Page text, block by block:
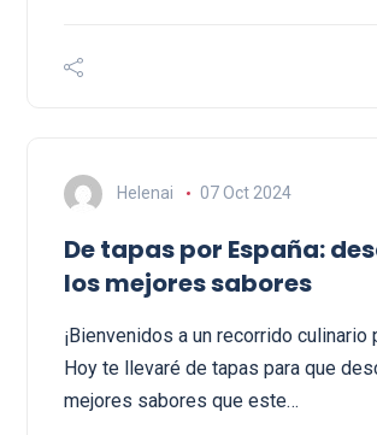
Helenai 07 Oct 2024
De tapas por España:
los mejores sabores
¡Bienvenidos a un recorrido culinario
Hoy te llevaré de tapas para que
mejores sabores que este…